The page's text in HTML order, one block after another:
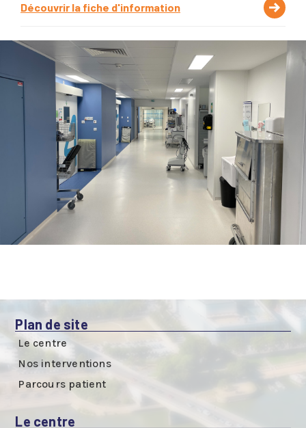
Découvrir la fiche d'information
Plan de site
Le centre
Nos interventions
Parcours patient
Le centre